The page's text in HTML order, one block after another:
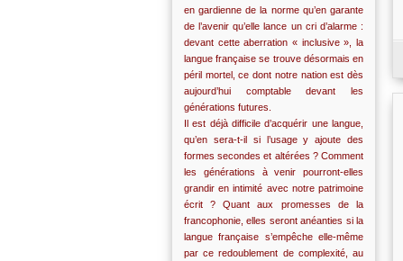
en gardienne de la norme qu’en garante
de l’avenir qu’elle lance un cri d’alarme :
devant cette aberration « inclusive », la
langue française se trouve désormais en
péril mortel, ce dont notre nation est dès
aujourd’hui comptable devant les
générations futures.
Il est déjà difficile d’acquérir une langue,
qu’en sera-t-il si l’usage y ajoute des
formes secondes et altérées ? Comment
les générations à venir pourront-elles
grandir en intimité avec notre patrimoine
écrit ? Quant aux promesses de la
francophonie, elles seront anéanties si la
langue française s’empêche elle-même
par ce redoublement de complexité, au